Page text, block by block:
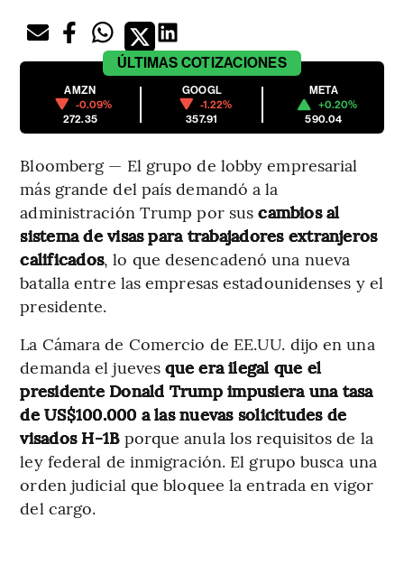
ÚLTIMAS COTIZACIONES
AMZN
-0.09%
272.35
GOOGL
-1.22%
357.91
META
+0.20%
590.04
Bloomberg — El grupo de lobby empresarial
más grande del país demandó a la
administración Trump por suscambios al
sistema de visas para trabajadores extranjeros
calificados, lo que desencadenó una nueva
batalla entre las empresas estadounidenses y el
presidente.
La Cámara de Comercio de EE.UU. dijo en una
demanda el jueves que era ilegal que el
presidente Donald Trump impusiera una tasa
de US$100.000 a las nuevas solicitudes de
visados H-1B porque anula los requisitos de la
ley federal de inmigración. El grupo busca una
orden judicial que bloquee la entrada en vigor
del cargo.